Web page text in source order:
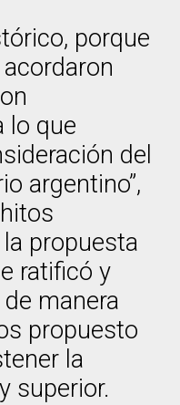
porque
lo que
del
argentino”,
propuesta
ratificó y
manera
propuesto
la
superior.